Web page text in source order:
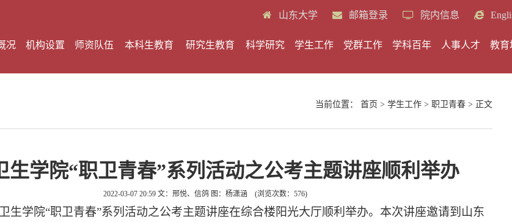
山东大学 邮箱登录 院内信息
况 机构设置 师资队伍 本科生教育 研究生教育 科学研究 学生工作 党群工作 学科百年 人事人才 教育
当前位置： 首页 > 学生工作> 职卫青春> 正文
生学院“职卫青春”系列活动之公考主题讲座顺利举办
2022-03-07 20:59 文：邢悦、信鸽 图：杨潇涵 (浏览次数： 576)
生学院“职卫青春”系列活动之公考主题讲座在综合楼阳光大厅顺利举办。本次讲座邀请到山东